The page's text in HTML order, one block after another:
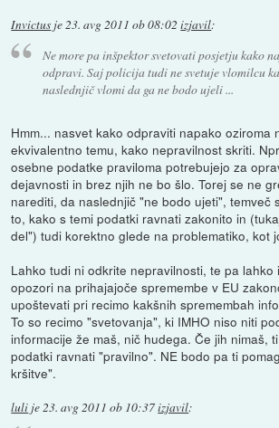
Invictus je23. avg 2011 ob 08:02 izjavil:
Ne more pa inšpektor svetovati posjetju kako
odpravi. Saj policija tudi ne svetuje vlomilcu
naslednjič vlomi da ga ne bodo ujeli ...
Hmm... nasvet kako odpraviti napako oziroma
ekvivalentno temu, kako nepravilnost skriti.
osebne podatke praviloma potrebujejo za
dejavnosti in brez njih ne bo šlo. Torej se ne
narediti, da naslednjič "ne bodo ujeti", temveč
to, kako s temi podatki ravnati zakonito in
del") tudi korektno glede na problematiko, kot
Lahko tudi ni odkrite nepravilnosti, te pa lahko
opozori na prihajajoče spremembe v EU
upoštevati pri recimo kakšnih spremembah
To so recimo "svetovanja", ki IMHO niso niti
informacije že maš, nič hudega. Če jih nimaš,
podatki ravnati "pravilno". NE bodo pa ti
kršitve".
luli je23. avg 2011 ob 10:37izjavil: